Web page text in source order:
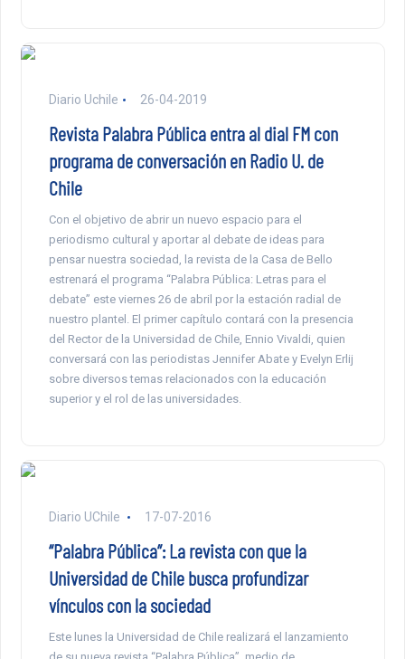
Diario Uchile 26-04-2019
Revista Palabra Pública entra al dial FM con
programa de conversación en Radio U. de
Chile
Con el objetivo de abrir un nuevo espacio para el
periodismo cultural y aportar al debate de ideas para
pensar nuestra sociedad, la revista de la Casa de Bello
estrenará el programa “Palabra Pública: Letras para el
debate” este viernes 26 de abril por la estación radial de
nuestro plantel. El primer capítulo contará con la presencia
del Rector de la Universidad de Chile, Ennio Vivaldi, quien
conversará con las periodistas Jennifer Abate y Evelyn Erlij
sobre diversos temas relacionados con la educación
superior y el rol de las universidades.
Diario UChile 17-07-2016
“Palabra Pública”: La revista con que la
Universidad de Chile busca profundizar
vínculos con la sociedad
Este lunes la Universidad de Chile realizará el lanzamiento